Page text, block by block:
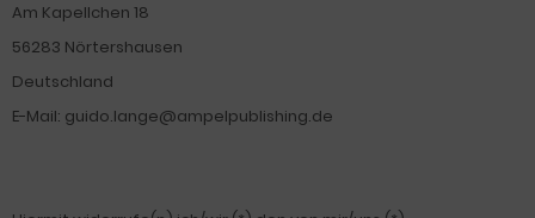
Am Kapellchen 18
56283 Nörtershausen
Deutschland
E-Mail: guido.lange@ampelpublishing.de